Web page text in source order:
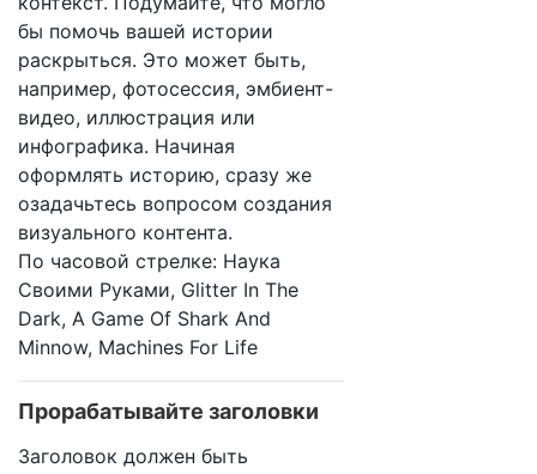
бы помочь вашей истории
раскрыться. Это может быть,
например, фотосессия, эмбиент-
видео, иллюстрация или
инфографика. Начиная
оформлять историю, сразу же
озадачьтесь вопросом создания
визуального контента.
По часовой стрелке: Наука
Своими Руками, Glitter In The
Dark, A Game Of Shark And
Minnow, Machines For Life
Прорабатывайте заголовки
Заголовок должен быть